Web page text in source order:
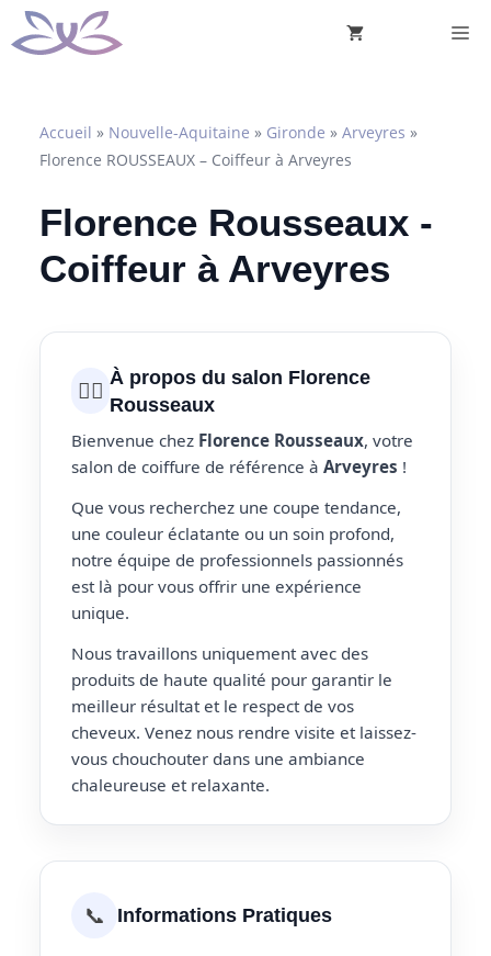
Aller
au
Accueil » Nouvelle-Aquitaine » Gironde » Arveyres »
Florence ROUSSEAUX – Coiffeur à Arveyres
Florence Rousseaux -
Coiffeur à Arveyres
💇‍♀️ À propos du salon Florence
Rousseaux
Bienvenue chez Florence Rousseaux, votre
salon de coiffure de référence à Arveyres !
Que vous recherchez une coupe tendance,
une couleur éclatante ou un soin profond,
notre équipe de professionnels passionnés
est là pour vous offrir une expérience
unique.
Nous travaillons uniquement avec des
produits de haute qualité pour garantir le
meilleur résultat et le respect de vos
cheveux. Venez nous rendre visite et laissez-
vous chouchouter dans une ambiance
chaleureuse et relaxante.
📞 Informations Pratiques